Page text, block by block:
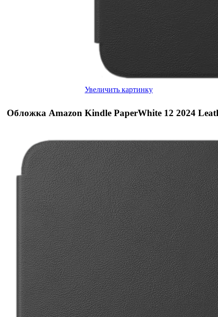
Увеличить картинку
Обложка Amazon Kindle PaperWhite 12 2024